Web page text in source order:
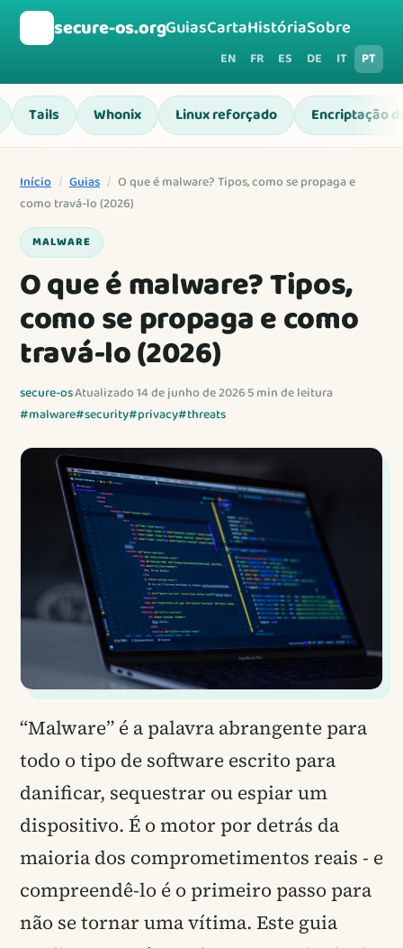
secure-os.orgGuiasCartaHistóriaSobre
EN FR ES DE IT PT
Tails Whonix Linux reforçado Encriptação
Início / Guias / O que é malware? Tipos, como se propaga e
como travá-lo (2026)
MALWARE
O que é malware? Tipos,
como se propaga e como
travá-lo (2026)
secure-os·Atualizado 14 de junho de 2026·5 min de leitura
#malware#security#privacy#threats
“Malware” é a palavra abrangente para
todo o tipo de software escrito para
danificar, sequestrar ou espiar um
dispositivo. É o motor por detrás da
maioria dos comprometimentos reais - e
compreendê-lo é o primeiro passo para
não se tornar uma vítima. Este guia